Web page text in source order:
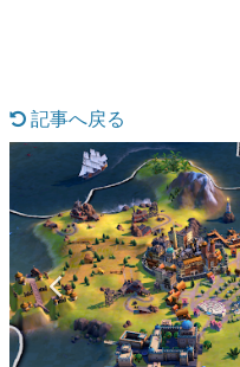
マンガ
女性向け
アプリレビュー
その他
電ファミニコゲーマーとは？
記事へ戻る